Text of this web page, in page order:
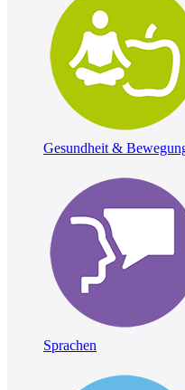
Gesundheit &
Sprachen